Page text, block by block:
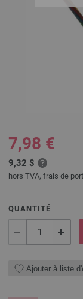
7,98 €
9,32 $
hors TVA, frais de port
QUANTITÉ
Ajouter à liste